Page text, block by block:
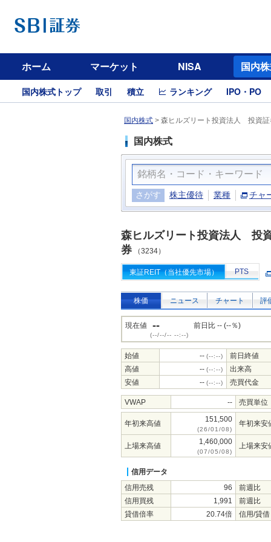
ホーム マーケット NISA 国内
国内株式トップ 取引 積立 ランキング IPO・PO
国内株式 > 森ヒルズリート投資法人 投資
国内株式
さがす 株主優待 業種 チャ
森ヒルズリート投資法人 投
券 （3234）
東証REIT（当社優先市場） PTS
株価 ニュース チャート 評
現在値 --
(--/--/-- --:--)
前日比 -- (--％)
始値 -- (--:--)
前日終値
高値
-- (--:--)
出来高
安値
-- (--:--) 売買代金
VWAP -- 売買単位
年初来高値 151,500
(26/01/08)
年初来安
上場来高値 1,460,000
(07/05/08)
上場来安
信用データ
信用売残
96
前週比
信用買残
1,991
前週比
貸借倍率
20.74倍 信用/貸借